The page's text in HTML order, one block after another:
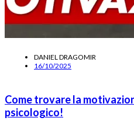
DANIEL DRAGOMIR
16/10/2025
Come trovare la
psicologico!